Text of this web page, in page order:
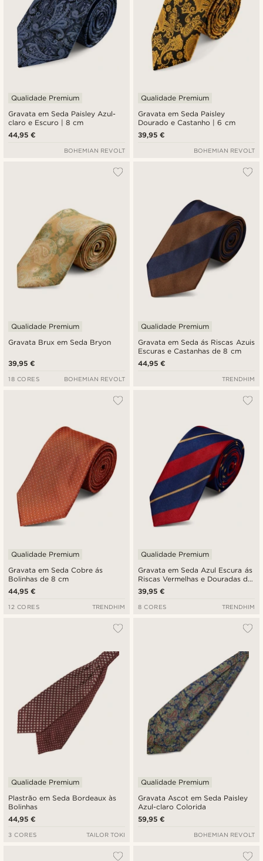
Gravata em Seda Paisley Azul-
claro e Escuro | 8 cm
Qualidade Premium
44,95 €
BOHEMIAN REVOLT
Gravata em Seda Paisley
Dourado e Castanho | 6 cm
Qualidade Premium
39,95 €
BOHEMIAN REVOLT
Gravata Brux em Seda Bryon
Qualidade Premium
39,95 €
18 CORES BOHEMIAN REVOLT
Gravata em Seda ás Riscas Azuis
Escuras e Castanhas de 8 cm
Qualidade Premium
44,95 €
TRENDHIM
Gravata em Seda Cobre ás
Bolinhas de 8 cm
Qualidade Premium
44,95 €
12 CORES TRENDHIM
Gravata em Seda Azul Escura ás
Riscas Vermelhas e Douradas de
6 cm
Qualidade Premium
39,95 €
8 CORES TRENDHIM
Plastrão em Seda Bordeaux às
Bolinhas
Qualidade Premium
44,95 €
3 CORES TAILOR TOKI
Gravata Ascot em Seda Paisley
Azul-claro Colorida
Qualidade Premium
59,95 €
BOHEMIAN REVOLT